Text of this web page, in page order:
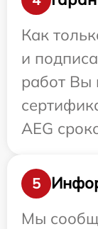
Как
и
работ Вы
AEG
5
Мы